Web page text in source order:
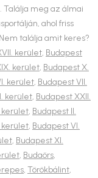
Találja meg az álmai
ahol friss
találja amit keres?
kerület, Budapest
kerület, Budapest X.
kerület, Budapest VII.
kerület, Budapest XXII.
kerület, Budapest II.
kerület, Budapest VI.
, Budapest XI.
, Budaörs,
, Törökbálint,